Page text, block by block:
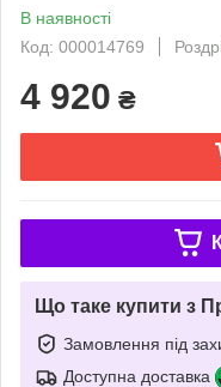
В наявності
Код: 000014769
4 920 ₴
Що таке купити з
Замовлення під
Доступна доставка